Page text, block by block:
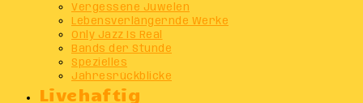
Vergessene Juwelen
Lebensverlängernde Werke
Only Jazz Is Real
Bands der Stunde
Spezielles
Jahresrückblicke
Livehaftig